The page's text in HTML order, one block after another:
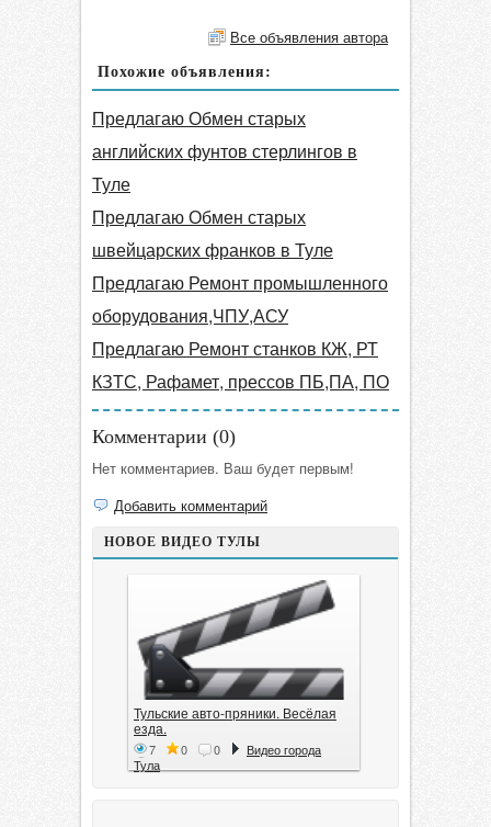
Все объявления автора
Похожие объявления:
Предлагаю Обмен старых
английских фунтов стерлингов в
Туле
Предлагаю Обмен старых
швейцарских франков в Туле
Предлагаю Ремонт промышленного
оборудования,ЧПУ,АСУ
Предлагаю Ремонт станков КЖ, РТ
КЗТС, Рафамет, прессов ПБ,ПА, ПО
Комментарии (0)
Нет комментариев. Ваш будет первым!
Добавить комментарий
НОВОЕ ВИДЕО ТУЛЫ
Тульские авто-пряники. Весёлая
езда.
7 0 0
Видео города
Тула